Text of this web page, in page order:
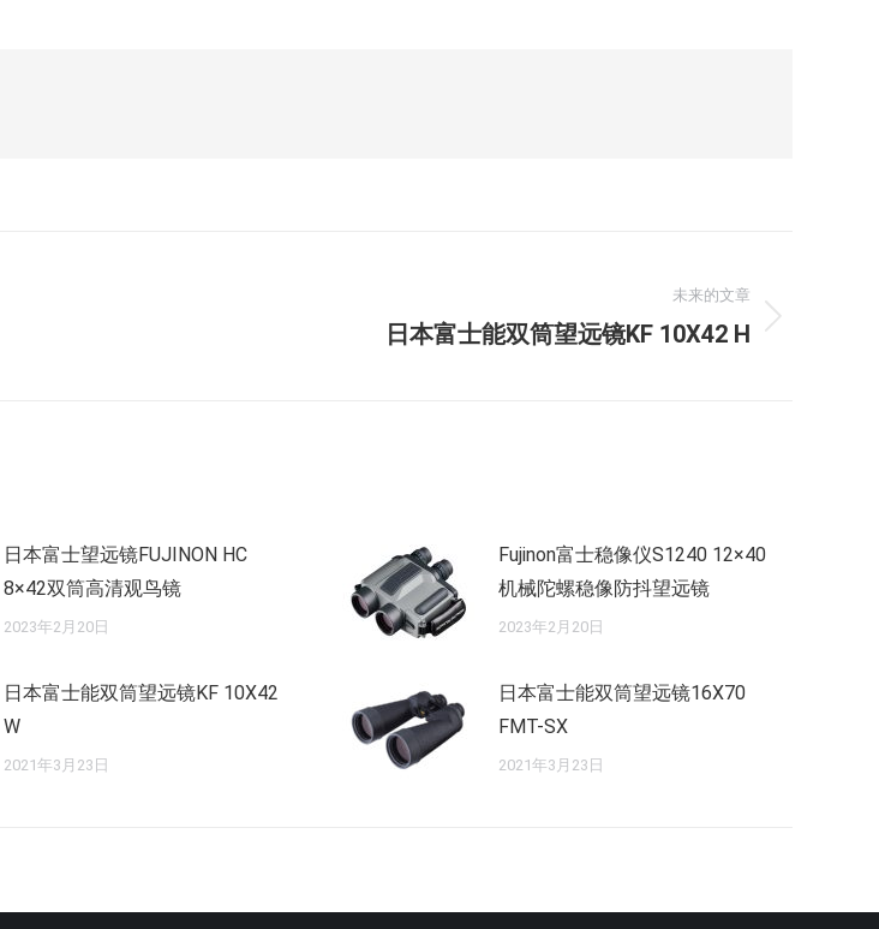
未来的文章
日本富士能双筒望远镜KF 10X42 H
日本富士望远镜FUJINON HC
8×42双筒高清观鸟镜
2023年2月20日
Fujinon富士稳像仪S1240 12×40
机械陀螺稳像防抖望远镜
2023年2月20日
日本富士能双筒望远镜KF 10X42
W
2021年3月23日
日本富士能双筒望远镜16X70
FMT-SX
2021年3月23日